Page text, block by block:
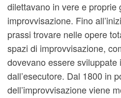
dilettavano in vere e proprie
improvvisazione. Fino
prassi trovare nelle opere
spazi di improvvisazione,
dovevano essere sviluppate
dall’esecutore. Dal 1800 in
dell’improvvisazione viene